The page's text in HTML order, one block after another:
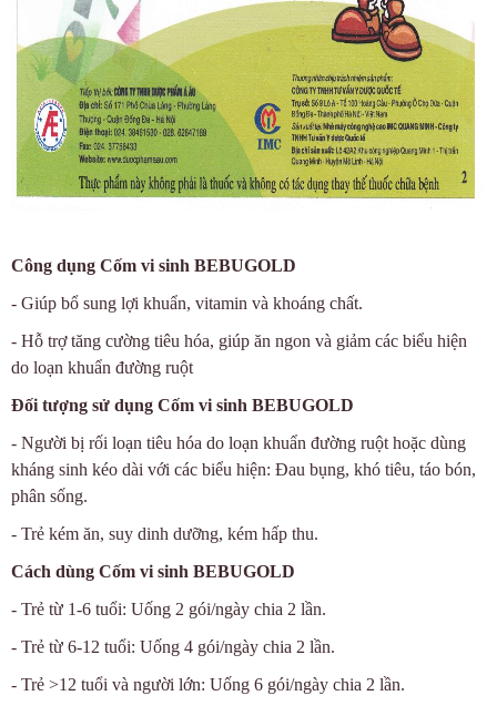
Công dụng Cốm vi sinh BEBUGOLD
- Giúp bổ sung lợi khuẩn, vitamin và khoáng chất.
- Hỗ trợ tăng cường tiêu hóa, giúp ăn ngon và giảm các biểu hiện
do loạn khuẩn đường ruột
Đối tượng sử dụng Cốm vi sinh BEBUGOLD
- Người bị rối loạn tiêu hóa do loạn khuẩn đường ruột hoặc dùng
kháng sinh kéo dài với các biểu hiện: Đau bụng, khó tiêu, táo bón,
phân sống.
- Trẻ kém ăn, suy dinh dưỡng, kém hấp thu.
Cách dùng Cốm vi sinh BEBUGOLD
- Trẻ từ 1-6 tuổi: Uống 2 gói/ngày chia 2 lần.
- Trẻ từ 6-12 tuổi: Uống 4 gói/ngày chia 2 lần.
- Trẻ >12 tuổi và người lớn: Uống 6 gói/ngày chia 2 lần.